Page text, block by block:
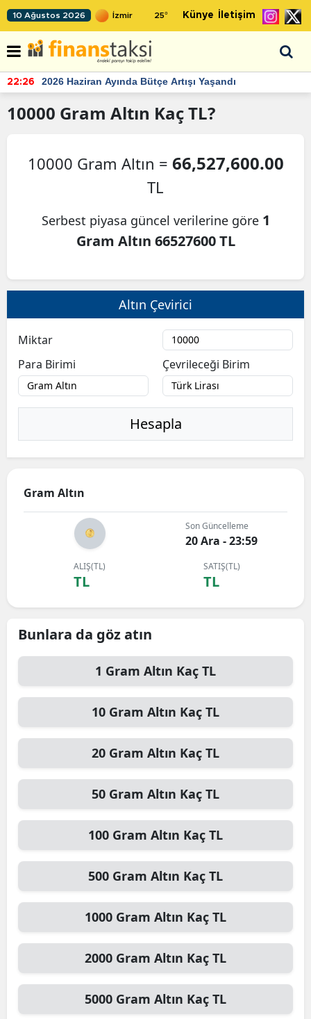
10 Ağustos 2026 25° Künye İletişim
22:26 2026 Haziran Ayında Bütçe Artışı Yaşandı
10000 Gram Altın Kaç TL?
10000 Gram Altın = 66,527,600.00
TL
Serbest piyasa güncel verilerine göre 1
Gram Altın 66527600 TL
Altın Çevirici
Miktar
Para Birimi
Çevrileceği Birim
Hesapla
Gram Altın
Son Güncelleme
20 Ara - 23:59
ALIŞ(TL)
TL
SATIŞ(TL)
TL
Bunlara da göz atın
1 Gram Altın Kaç TL
10 Gram Altın Kaç TL
20 Gram Altın Kaç TL
50 Gram Altın Kaç TL
100 Gram Altın Kaç TL
500 Gram Altın Kaç TL
1000 Gram Altın Kaç TL
2000 Gram Altın Kaç TL
5000 Gram Altın Kaç TL